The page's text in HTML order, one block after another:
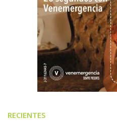
RECIENTES